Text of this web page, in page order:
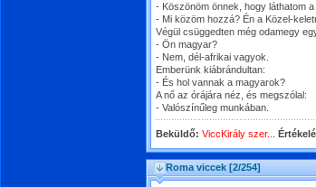
- Köszönöm önnek, hogy láthatom
- Mi közöm hozzá? Én a Közel-
Végül csüggedten még odamegy
- Ön magyar?
- Nem, dél-afrikai vagyok.
Emberünk kiábrándultan:
- És hol vannak a magyarok?
A nő az órájára néz, és megszólal:
- Valószínűleg munkában.
Beküldő: ViccKirály szer...
Roma viccek [2/254]